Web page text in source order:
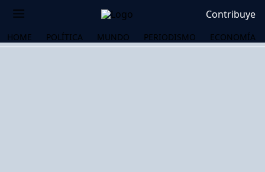
Contribuye
HOME POLÍTICA MUNDO PERIODISMO ECONOMÍA